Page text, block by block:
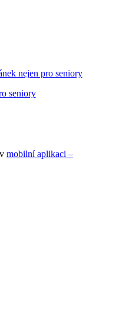
nejen pro seniory
mobilní aplikaci –